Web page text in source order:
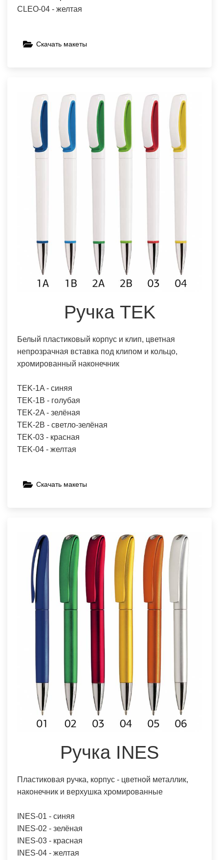
CLEO-04 - желтая
Скачать макеты
Ручка TEK
Белый пластиковый корпус и клип, цветная
непрозрачная вставка под клипом и кольцо,
хромированный наконечник
TEK-1A - синяя
TEK-1B - голубая
TEK-2A - зелёная
TEK-2B - светло-зелёная
TEK-03 - красная
TEK-04 - желтая
Скачать макеты
Ручка INES
Пластиковая ручка, корпус - цветной металлик,
наконечник и верхушка хромированные
INES-01 - синяя
INES-02 - зелёная
INES-03 - красная
INES-04 - желтая